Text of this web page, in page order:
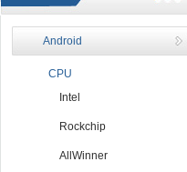
Android
CPU
Intel
Rockchip
AllWinner